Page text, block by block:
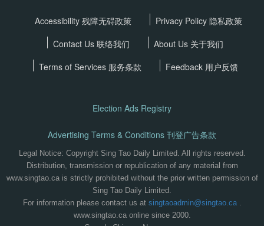
Accessibility 残障无碍政策 Privacy Policy 隐私政策
Contact Us 联络我们
About Us 关于我们
Terms of Services 服务条款 Feedback 用户反馈
Election Ads Registry
Advertising Terms & Conditions 刊登广告条款
Legal Notice: Copyright Sing Tao Daily Limited. All rights reserved.
Distribution, transmission or republication of any material from
www.singtao.ca is strictly prohibited without the prior written permission of
Sing Tao Daily Limited.
For information please contact us at singtaoadmin@singtao.ca.
www.singtao.ca online since 2000.